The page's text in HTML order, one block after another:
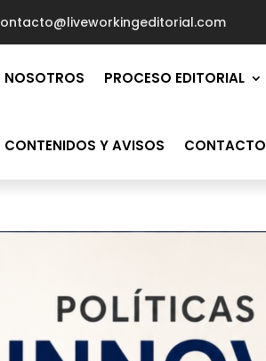
ontacto@liveworkingeditorial.com
NOSOTROS PROCESO EDITORIAL
CONTENIDOS Y AVISOS CONTACTO